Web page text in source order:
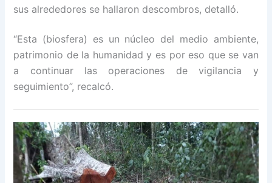
sus alrededores se hallaron descombros, detalló.
“Esta (biosfera) es un núcleo del medio ambiente,
patrimonio de la humanidad y es por eso que se van
a continuar las operaciones de vigilancia y
seguimiento”, recalcó.